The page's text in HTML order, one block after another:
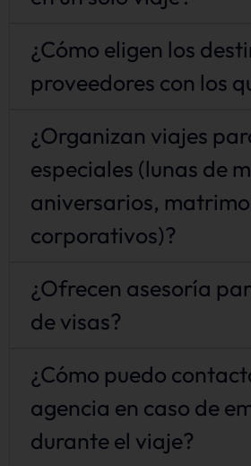
¿Cómo eligen los
proveedores con los
¿Organizan viajes
especiales (lunas de
aniversarios,
corporativos)?
¿Ofrecen asesoría
de visas?
¿Cómo puedo
agencia en caso de
durante el viaje?